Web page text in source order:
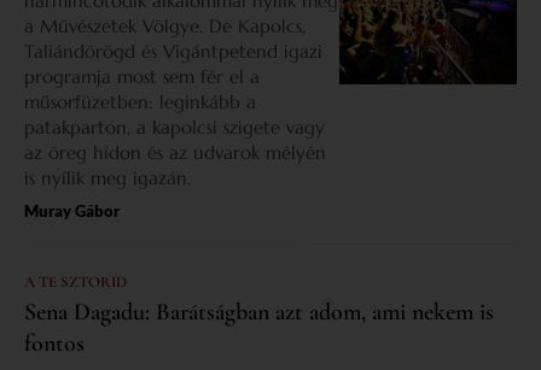
a Művészetek Völgye. De Kapolcs,
Taliándörögd és Vigántpetend igazi
programja most sem fér el a
műsorfüzetben: leginkább a
patakparton, a kapolcsi szigete vagy
az öreg hídon és az udvarok mélyén
is nyílik meg igazán.
Muray Gábor
A TE SZTORID
Sena Dagadu: Barátságban azt adom, ami nekem is
fontos